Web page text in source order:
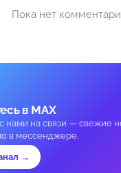
Пока нет
в MAX
нами на связи — свежие
в мессенджере.
→